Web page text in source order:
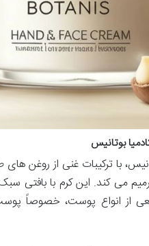
بوتانیس
با ترکیبات غنی از روغن
می کند. این کرم با
از انواع پوست، خصوصاً